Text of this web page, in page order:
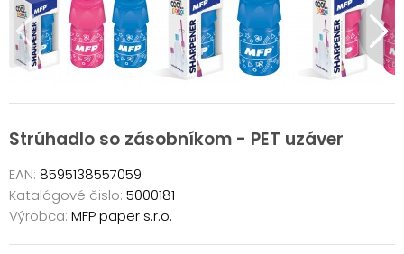
Strúhadlo so zásobníkom - PET uzáver
EAN: 8595138557059
Katalógové čislo: 5000181
Výrobca: MFP paper s.r.o.